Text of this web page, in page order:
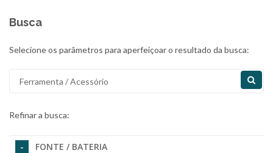
Busca
Selecione os parâmetros para aperfeiçoar o resultado da busca:
Refinar a busca:
FONTE / BATERIA